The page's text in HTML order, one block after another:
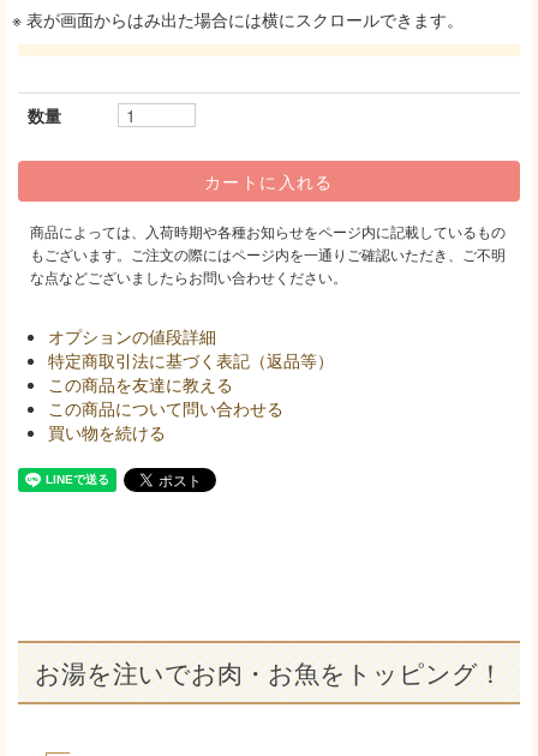
※ 表が画面からはみ出た場合には横にスクロールできます。
数量
商品によっては、入荷時期や各種お知らせをページ内に記載しているもの
もございます。ご注文の際にはページ内を一通りご確認いただき、ご不明
な点などございましたらお問い合わせください。
オプションの値段詳細
特定商取引法に基づく表記（返品等）
この商品を友達に教える
この商品について問い合わせる
買い物を続ける
お湯を注いでお肉・お魚をトッピング！